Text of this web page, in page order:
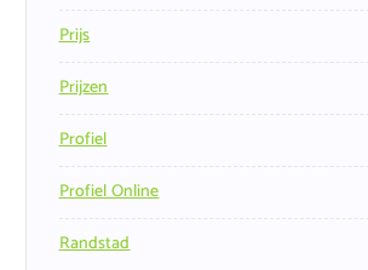
Prijs
Prijzen
Profiel
Profiel Online
Randstad